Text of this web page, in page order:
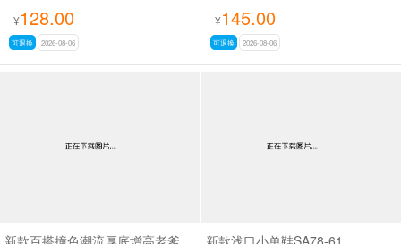
¥128.00
可退换 2026-08-06
¥145.00
可退换 2026-08-06
新款浅口小单鞋SA78-61